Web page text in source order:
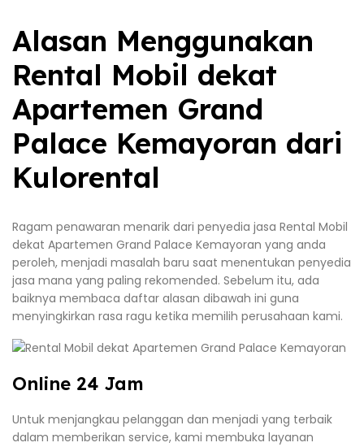
Alasan Menggunakan
Rental Mobil dekat
Apartemen Grand
Palace Kemayoran dari
Kulorental
Ragam penawaran menarik dari penyedia jasa Rental Mobil
dekat Apartemen Grand Palace Kemayoran yang anda
peroleh, menjadi masalah baru saat menentukan penyedia
jasa mana yang paling rekomended. Sebelum itu, ada
baiknya membaca daftar alasan dibawah ini guna
menyingkirkan rasa ragu ketika memilih perusahaan kami.
Online 24 Jam
Untuk menjangkau pelanggan dan menjadi yang terbaik
dalam memberikan service, kami membuka layanan